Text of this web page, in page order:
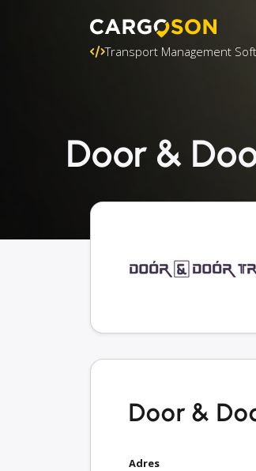
Transport Management
Door &
Door &
Adres